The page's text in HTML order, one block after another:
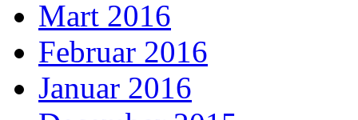
Mart 2016
Februar 2016
Januar 2016